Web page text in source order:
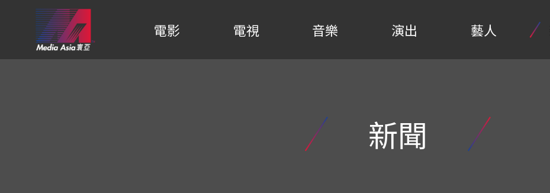
電影 電視 音樂 演出 藝人
新聞